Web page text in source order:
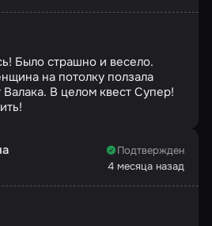
Было страшно и весело.
на потолку ползала
Валака. В целом квест Супер!
Подтвержден
4 месяца назад